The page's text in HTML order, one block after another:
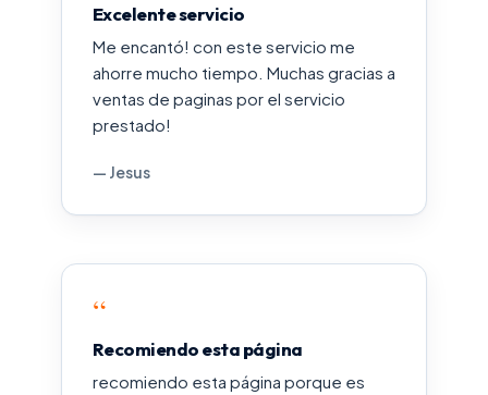
Excelente servicio
Me encantó! con este servicio me
ahorre mucho tiempo. Muchas gracias a
ventas de paginas por el servicio
prestado!
— Jesus
“
Recomiendo esta página
recomiendo esta página porque es